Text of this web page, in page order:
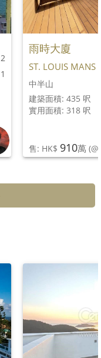
2
1
雨時大廈
ST. LOUIS MANS
中半山
建築面積: 435 呎
實用面積: 318 呎
售: HK$ 910萬